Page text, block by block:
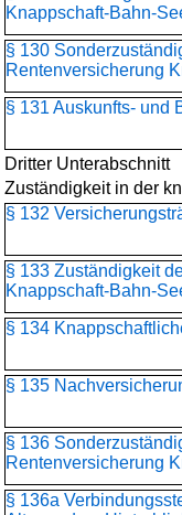
Knappschaft-Bahn-
§ 130
Rentenversicherung
§ 131 Auskunfts- und
Dritter Unterabschnitt
Zuständigkeit in der
§ 132
§ 133 Zuständigkeit
Knappschaft-Bahn-
§ 134
§ 135
§ 136
Rentenversicherung
§ 136a